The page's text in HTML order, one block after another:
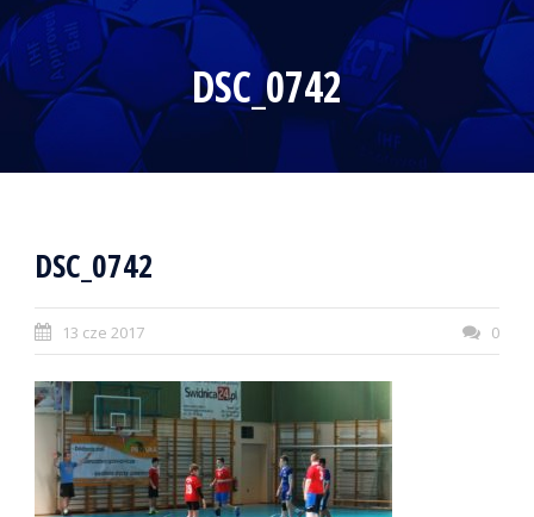
DSC_0742
DSC_0742
13 cze 2017 0